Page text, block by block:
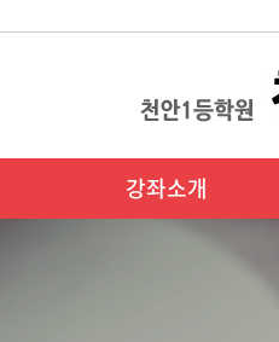
강좌소개